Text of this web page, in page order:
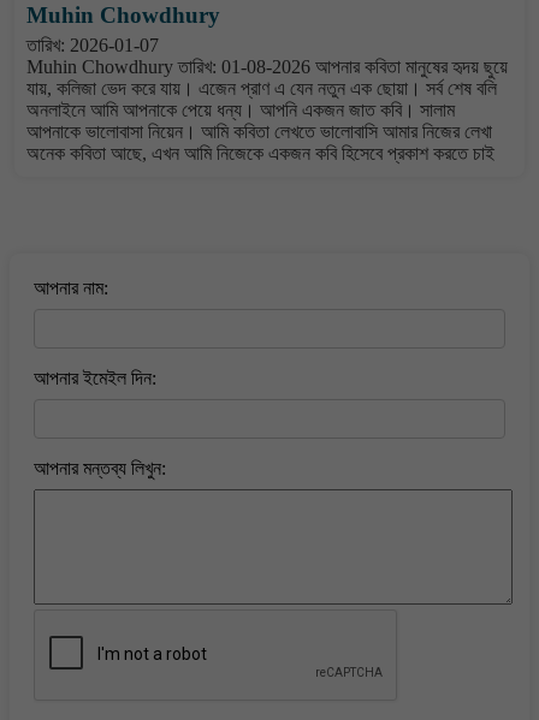
Muhin Chowdhury
তারিখ: 2026-01-07
Muhin Chowdhury তারিখ: 01-08-2026 আপনার কবিতা মানুষের হৃদয় ছুয়ে
যায়, কলিজা ভেদ করে যায়। এজেন প্রাণ এ যেন নতুন এক ছোয়া। সর্ব শেষ বলি
অনলাইনে আমি আপনাকে পেয়ে ধন্য। আপনি একজন জাত কবি। সালাম
আপনাকে ভালোবাসা নিয়েন। আমি কবিতা লেখতে ভালোবাসি আমার নিজের লেখা
অনেক কবিতা আছে, এখন আমি নিজেকে একজন কবি হিসেবে প্রকাশ করতে চাই
আপনার নাম:
আপনার ইমেইল দিন:
আপনার মন্তব্য লিখুন: